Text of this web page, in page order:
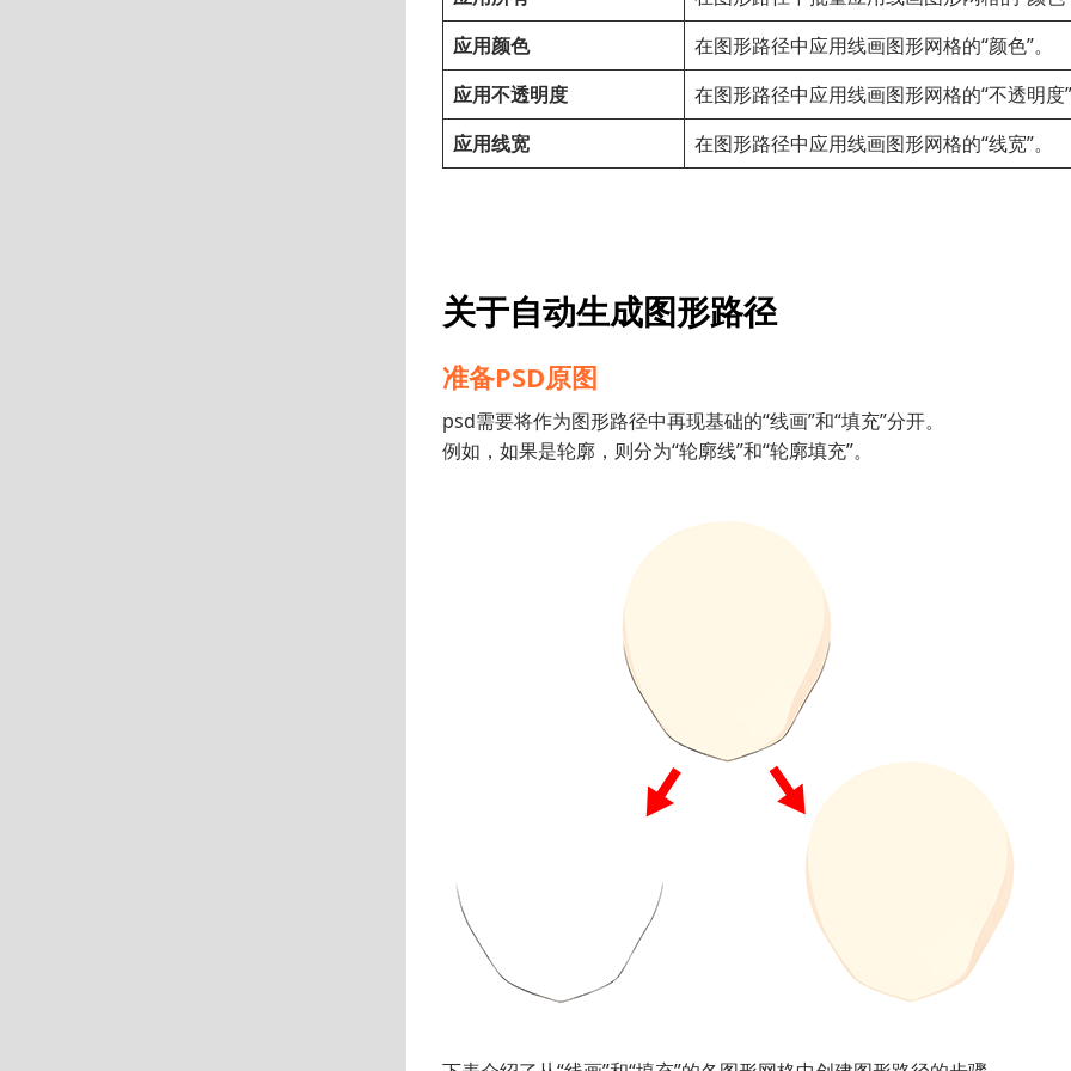
应用颜色
在图形路径中应用线画图形网格的“颜色”。
应用不透明度
在图形路径中应用线画图形网格的“不透明度
应用线宽
在图形路径中应用线画图形网格的“线宽”。
关于自动生成图形路径
准备PSD原图
psd需要将作为图形路径中再现基础的“线画”和“填充”分开。
例如，如果是轮廓，则分为“轮廓线”和“轮廓填充”。